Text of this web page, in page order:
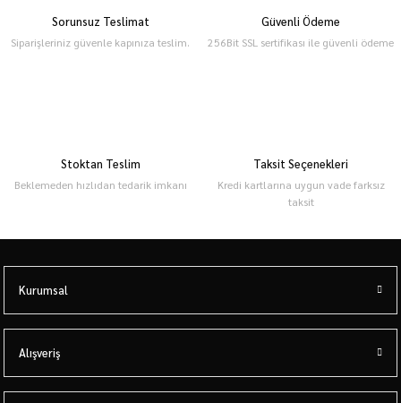
Sorunsuz Teslimat
Siparişleriniz güvenle kapınıza teslim.
Güvenli Ödeme
256Bit SSL sertifikası ile güvenli ödeme
Stoktan Teslim
Beklemeden hızlıdan tedarik imkanı
Taksit Seçenekleri
Kredi kartlarına uygun vade farksız
taksit
Kurumsal
Alışveriş